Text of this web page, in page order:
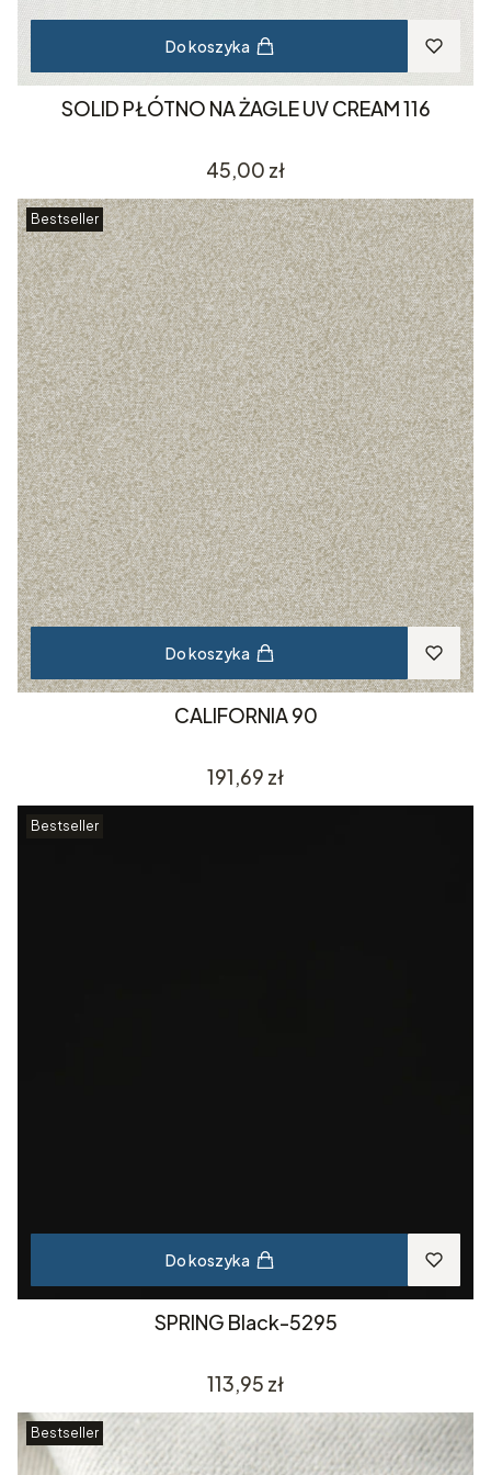
Do koszyka
SOLID PŁÓTNO NA ŻAGLE UV CREAM 116
Cena
45,00 zł
Bestseller
Do koszyka
CALIFORNIA 90
Cena
191,69 zł
Bestseller
Do koszyka
SPRING Black-5295
Cena
113,95 zł
Bestseller